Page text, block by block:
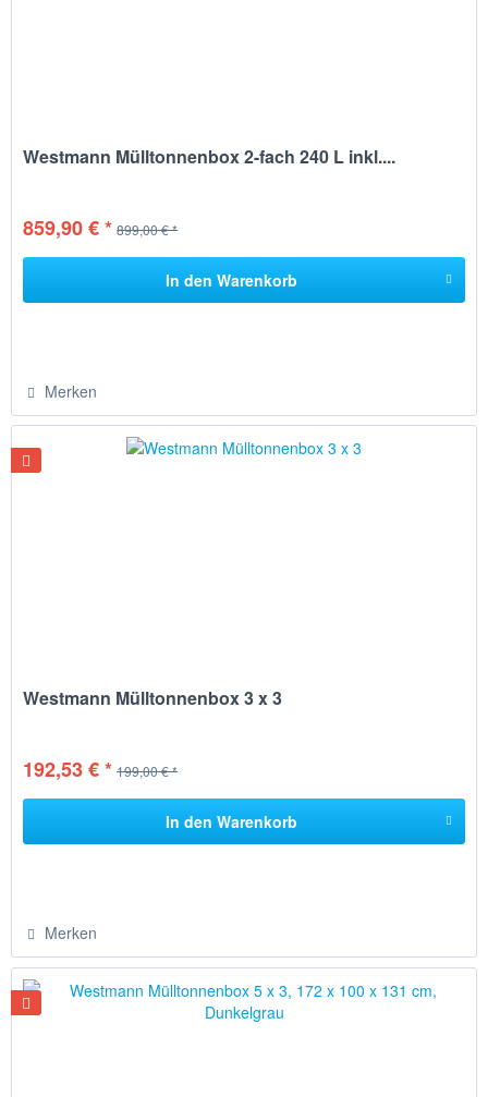
Westmann Mülltonnenbox 2-fach 240 L inkl....
859,90 € * 899,00 € *
In den Warenkorb
Merken
Westmann Mülltonnenbox 3 x 3
192,53 € * 199,00 € *
In den Warenkorb
Merken